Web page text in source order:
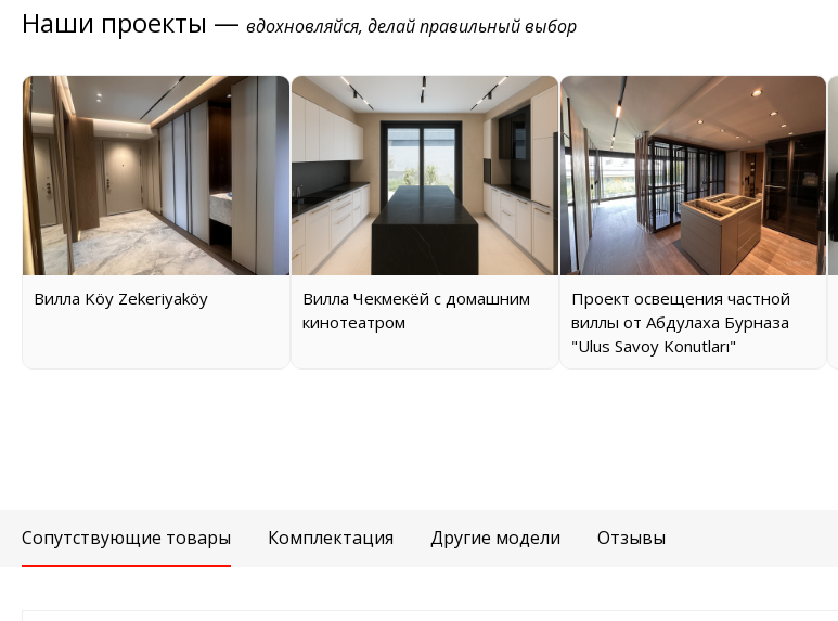
Наши проекты — вдохновляйся, делай правильный выбор
Вилла Köy Zekeriyaköy
Вилла Чекмекёй с домашним
кинотеатром
Проект освещения частной
виллы от Абдулаха Бурназа
"Ulus Savoy Konutları"
Сопутствующие товары Комплектация Другие модели Отзывы